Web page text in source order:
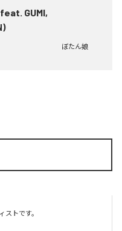
GUMI,
ぼたん娘
ストです。